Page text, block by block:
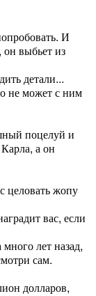
И
выбьет из
детали...
не может с ним
поцелуй и
а он
целовать жопу
вас, если
лет назад,
сам.
долларов,